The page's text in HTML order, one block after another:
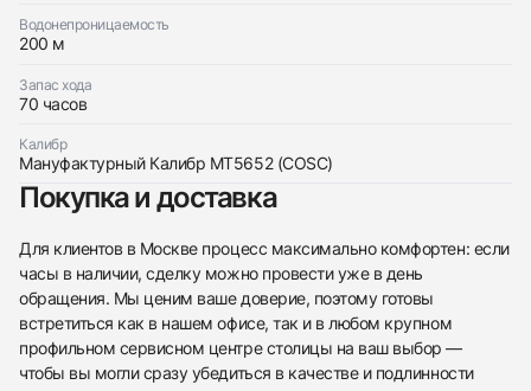
Водонепроницаемость
200 м
Запас хода
70 часов
Калибр
Мануфактурный Калибр MT5652 (COSC)
Покупка и доставка
Для клиентов в Москве процесс максимально комфортен: если
часы в наличии, сделку можно провести уже в день
обращения. Мы ценим ваше доверие, поэтому готовы
встретиться как в нашем офисе, так и в любом крупном
профильном сервисном центре столицы на ваш выбор —
чтобы вы могли сразу убедиться в качестве и подлинности